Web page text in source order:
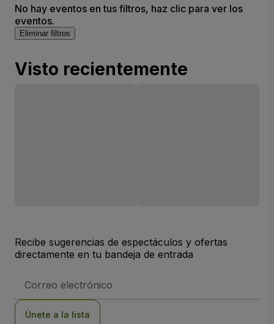
No hay eventos en tus filtros, haz clic para ver los
eventos.
Eliminar filtros
Visto recientemente
Recibe sugerencias de espectáculos y ofertas
directamente en tu bandeja de entrada
de
Únete a la lista